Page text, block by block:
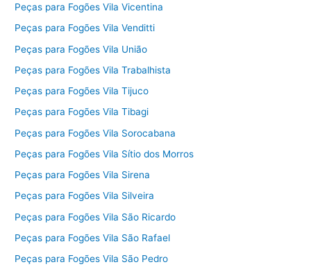
Peças para Fogões Vila Vicentina
Peças para Fogões Vila Venditti
Peças para Fogões Vila União
Peças para Fogões Vila Trabalhista
Peças para Fogões Vila Tijuco
Peças para Fogões Vila Tibagi
Peças para Fogões Vila Sorocabana
Peças para Fogões Vila Sítio dos Morros
Peças para Fogões Vila Sirena
Peças para Fogões Vila Silveira
Peças para Fogões Vila São Ricardo
Peças para Fogões Vila São Rafael
Peças para Fogões Vila São Pedro